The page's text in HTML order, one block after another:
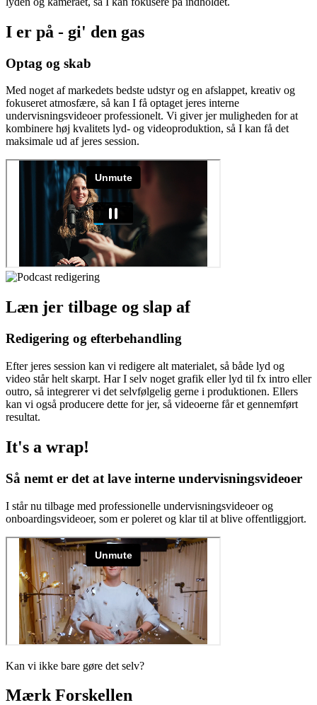
I er på - gi' den gas
Optag og skab
Med noget af markedets bedste udstyr og en afslappet, kreativ og
fokuseret atmosfære, så kan I få optaget jeres interne
undervisningsvideoer professionelt. Vi giver jer muligheden for at
kombinere høj kvalitets lyd- og videoproduktion, så I kan få det
maksimale ud af jeres session.
Læn jer tilbage og slap af
Redigering og efterbehandling
Efter jeres session kan vi redigere alt materialet, så både lyd og
video står helt skarpt. Har I selv noget grafik eller lyd til fx intro eller
outro, så integrerer vi det selvfølgelig gerne i produktionen. Ellers
kan vi også producere dette for jer, så videoerne får et gennemført
resultat.
It's a wrap!
Så nemt er det at lave interne undervisningsvideoer
I står nu tilbage med professionelle undervisningsvideoer og
onboardingsvideoer, som er poleret og klar til at blive offentliggjort.
Kan vi ikke bare gøre det selv?
MærkForskellen